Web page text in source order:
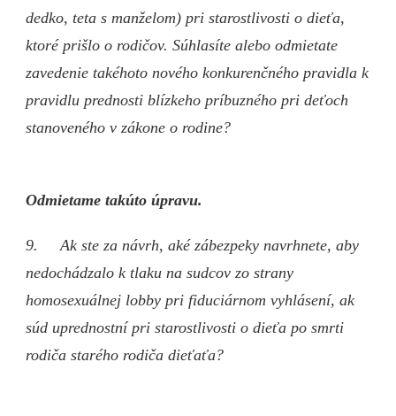
dedko, teta s manželom) pri starostlivosti o dieťa,
ktoré prišlo o rodičov. Súhlasíte alebo odmietate
zavedenie takéhoto nového konkurenčného pravidla k
pravidlu prednosti blízkeho príbuzného pri deťoch
stanoveného v zákone o rodine?
Odmietame takúto úpravu.
9. Ak ste za návrh, aké zábezpeky navrhnete, aby
nedochádzalo k tlaku na sudcov zo strany
homosexuálnej lobby pri fiduciárnom vyhlásení, ak
súd uprednostní pri starostlivosti o dieťa po smrti
rodiča starého rodiča dieťaťa?